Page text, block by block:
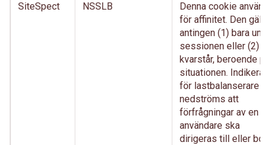
SiteSpect NSSLB
Denna cookie
för affinitet. Den
antingen (1) bara
sessionen eller (2)
kvarstår, beroende på
situationen. Indikerar
för lastbalanserare
nedströms att
förfrågningar av en
användare ska
dirigeras till eller bort